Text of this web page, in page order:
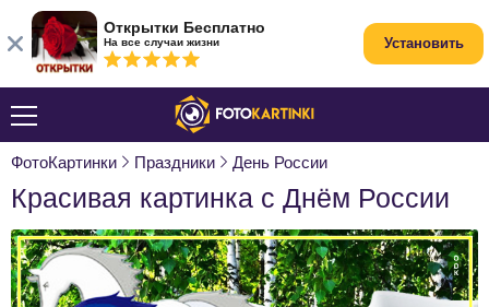
ФотоКартинки Праздники День России
Красивая картинка с Днём России
Открытки Бесплатно
На все случаи жизни Установить